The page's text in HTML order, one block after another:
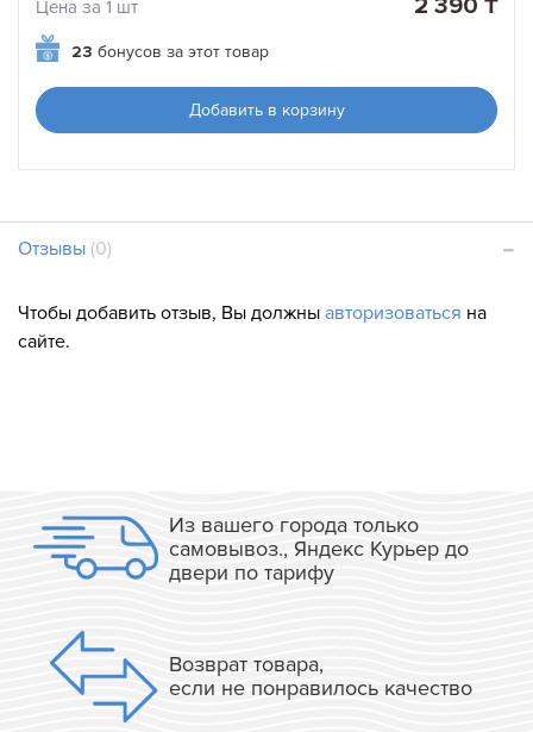
Цена за 1 шт 2 390 ₸
23 бонусов за этот товар
Добавить в корзину
Отзывы (0)
Чтобы добавить отзыв, Вы должны авторизоваться на
сайте.
Из вашего города только
самовывоз., Яндекс Курьер до
двери по тарифу
Возврат товара,
если не понравилось качество